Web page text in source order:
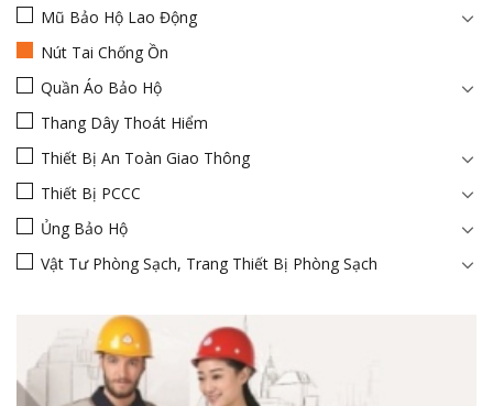
Mũ Bảo Hộ Lao Động
Nút Tai Chống Ồn
Quần Áo Bảo Hộ
Thang Dây Thoát Hiểm
Thiết Bị An Toàn Giao Thông
Thiết Bị PCCC
Ủng Bảo Hộ
Vật Tư Phòng Sạch, Trang Thiết Bị Phòng Sạch